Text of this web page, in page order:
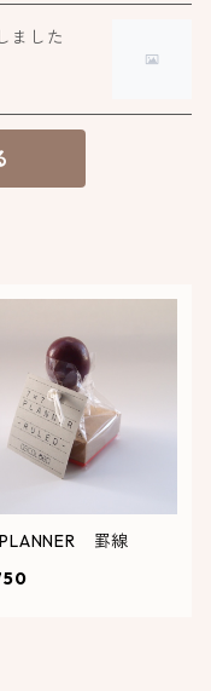
ました
罫線